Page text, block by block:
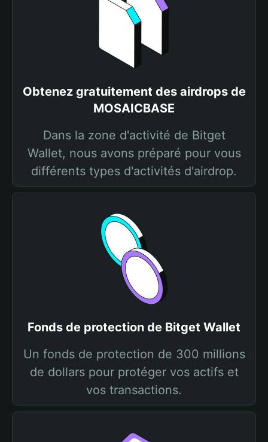
Obtenez gratuitement des airdrops de
MOSAICBASE
Dans la zone d'activité de Bitget
Wallet, nous avons préparé pour vous
différents types d'activités d'airdrop.
Fonds de protection de Bitget Wallet
Un fonds de protection de 300 millions
de dollars pour protéger vos actifs et
vos transactions.